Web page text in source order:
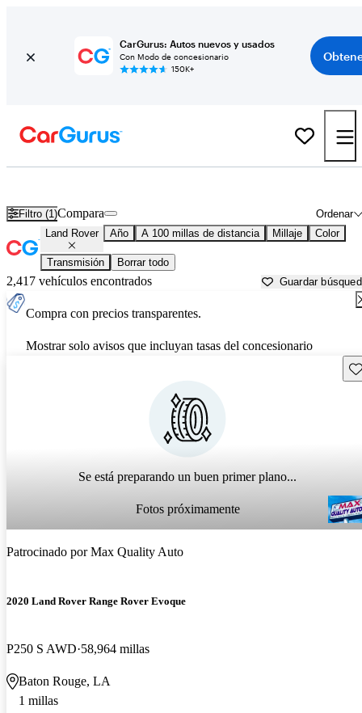
CarGurus: Autos nuevos y usados
Con Modo de concesionario
150K+
Filtro (1) Ordenar
Compara
Land Rover Año A 100 millas de distancia Millaje Color
Transmisión Borrar todo
2,417 vehículos encontrados Guardar
Compra con precios transparentes.
Mostrar solo avisos que incluyan tasas del concesionario
Se está preparando un buen primer plano...
Fotos próximamente
Patrocinado porMax Quality Auto
2020 Land Rover Range Rover Evoque
P250 S AWD 58,964 millas
Baton Rouge, LA
1 millas